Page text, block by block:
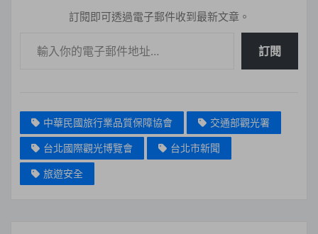
訂閱即可透過電子郵件收到最新文章。
訂閱
中華民國旅行業品質保障協會
交通部觀光署
台北國際觀光博覽會
台北市新聞
旅遊安全